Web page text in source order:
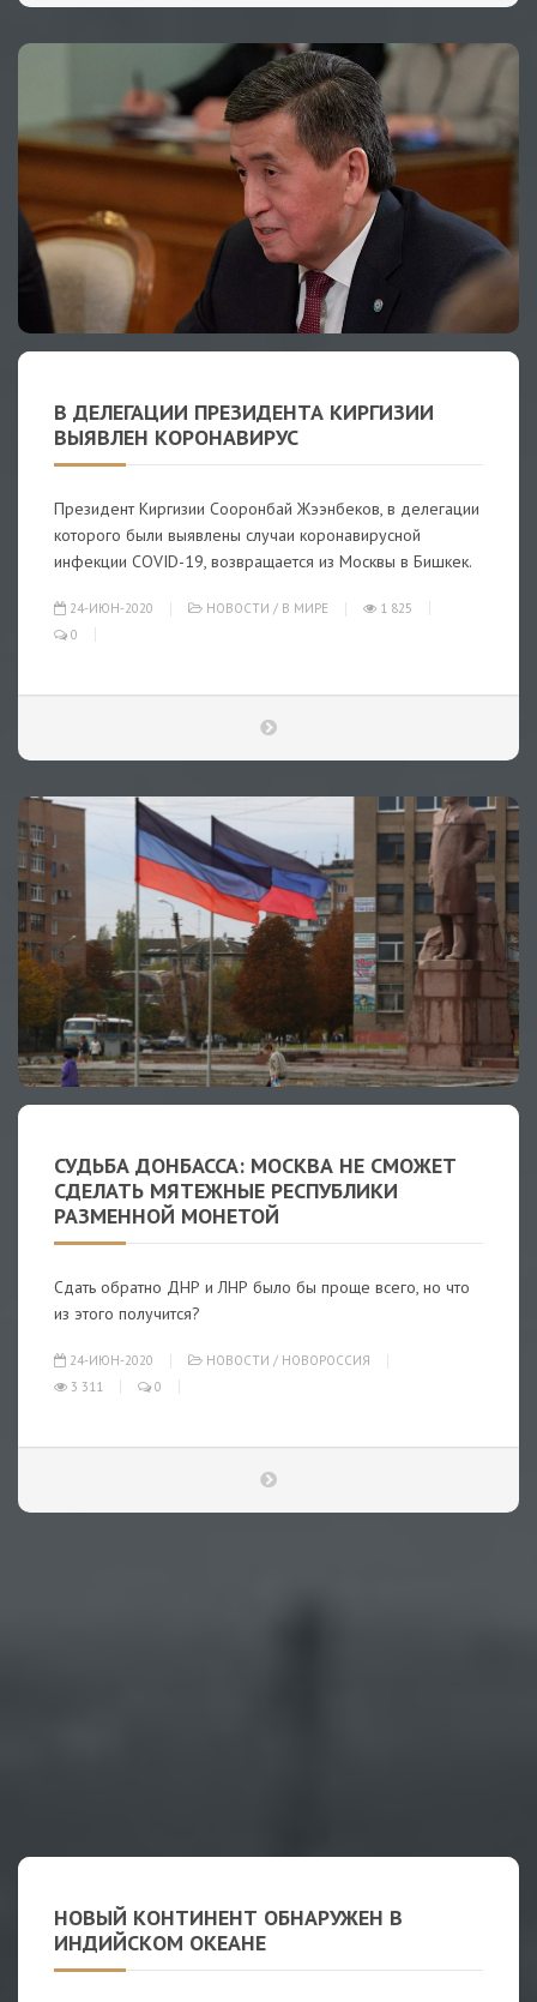
В ДЕЛЕГАЦИИ ПРЕЗИДЕНТА КИРГИЗИИ
ВЫЯВЛЕН КОРОНАВИРУС
Президент Киргизии Сооронбай Жээнбеков, в делегации
которого были выявлены случаи коронавирусной
инфекции COVID-19, возвращается из Москвы в Бишкек.
24-ИЮН-2020 НОВОСТИ / В МИРЕ
1 825
0
СУДЬБА ДОНБАССА: МОСКВА НЕ СМОЖЕТ
СДЕЛАТЬ МЯТЕЖНЫЕ РЕСПУБЛИКИ
РАЗМЕННОЙ МОНЕТОЙ
Сдать обратно ДНР и ЛНР было бы проще всего, но что
из этого получится?
24-ИЮН-2020 НОВОСТИ / НОВОРОССИЯ
3 311
0
НОВЫЙ КОНТИНЕНТ ОБНАРУЖЕН В
ИНДИЙСКОМ ОКЕАНЕ